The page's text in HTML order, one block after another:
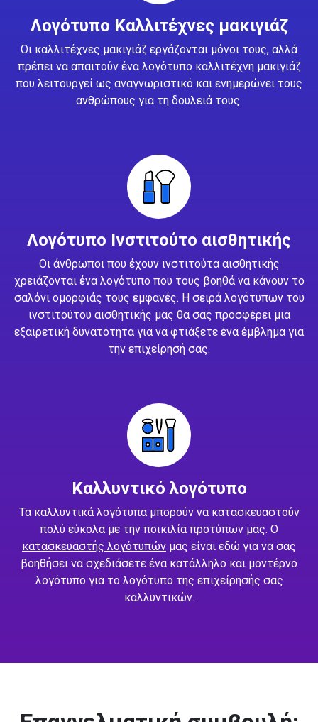
Λογότυπο Καλλιτέχνες μακιγιάζ
Οι καλλιτέχνες μακιγιάζ εργάζονται μόνοι τους, αλλά
πρέπει να απαιτούν ένα λογότυπο καλλιτέχνη μακιγιάζ
που λειτουργεί ως αναγνωριστικό και ενημερώνει τους
ανθρώπους για τη δουλειά τους.
Λογότυπο Ινστιτούτο αισθητικής
Οι άνθρωποι που έχουν ινστιτούτα αισθητικής
χρειάζονται ένα λογότυπο που τους βοηθά να κάνουν το
σαλόνι ομορφιάς τους εμφανές. Η σειρά λογότυπων του
ινστιτούτου αισθητικής μας θα σας προσφέρει μια
εξαιρετική δυνατότητα για να φτιάξετε ένα έμβλημα για
την επιχείρησή σας.
Καλλυντικό λογότυπο
Τα καλλυντικά λογότυπα μπορούν να κατασκευαστούν
πολύ εύκολα με την ποικιλία προτύπων μας. Ο
κατασκευαστής λογότυπών μας είναι εδώ για να σας
βοηθήσει να σχεδιάσετε ένα κατάλληλο και μοντέρνο
λογότυπο για το λογότυπο της επιχείρησής σας
καλλυντικών.